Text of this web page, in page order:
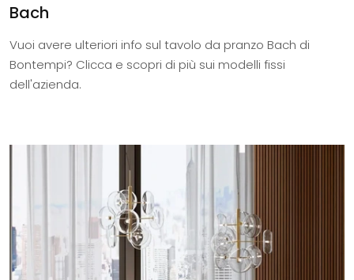
Bach
Vuoi avere ulteriori info sul tavolo da pranzo Bach di
Bontempi? Clicca e scopri di più sui modelli fissi
dell'azienda.